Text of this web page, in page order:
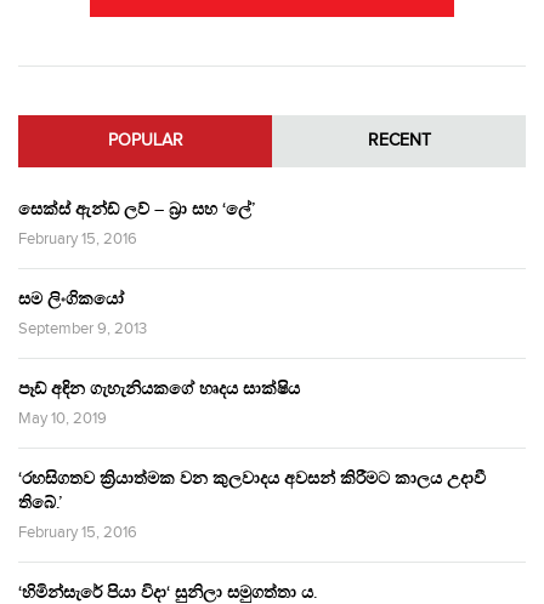
POPULAR RECENT
සෙක්ස් ඇන්ඩ් ලව් – බ්‍රා සහ ‘ලේ’
February 15, 2016
සම ලිංගිකයෝ
September 9, 2013
පෑඩ් අඳින ගැහැනියකගේ හෘදය සාක්ෂිය
May 10, 2019
‘රහසිගතව ක්‍රියාත්මක වන කුලවාදය අවසන් කිරීමට කාලය උදාවී
තිබේ.’
February 15, 2016
‘හිමින්සැරේ පියා විදා‘ සුනිලා සමුගත්තා ය.